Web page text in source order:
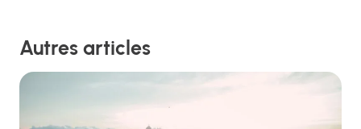
Autres articles